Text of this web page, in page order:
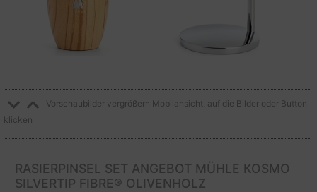
Vorschaubilder vergrößern Mobilansicht, auf die Bilder oder Button
klicken
RASIERPINSEL SET ANGEBOT MÜHLE KOSMO
SILVERTIP FIBRE® OLIVENHOLZ